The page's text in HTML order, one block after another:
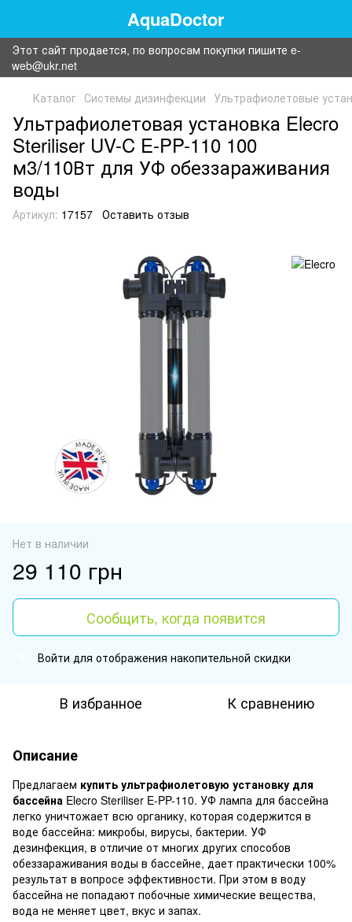
AquaDoctor
Этот сайт продается, по вопросам покупки пишите e-
web@ukr.net
Каталог Системы дизинфекции Ультрафиолетовые
Ультрафиолетовая установка Elecro
Steriliser UV-C E-PP-110 100
м3/110Вт для УФ обеззараживания
воды
Артикул: 17157 Оставить отзыв
Нет в наличии
29 110 грн
Сообщить, когда появится
Войти для отображения накопительной скидки
В избранное К сравнению
Описание
Предлагаем купить ультрафиолетовую установку для
бассейна Elecro Steriliser E-PP-110. УФ лампа для бассейна
легко уничтожает всю органику, которая содержится в
воде бассейна: микробы, вирусы, бактерии. УФ
дезинфекция, в отличие от многих других способов
обеззараживания воды в бассейне, дает практически 100%
результат в вопросе эффективности. При этом в воду
бассейна не попадают побочные химические вещества,
вода не меняет цвет, вкус и запах.